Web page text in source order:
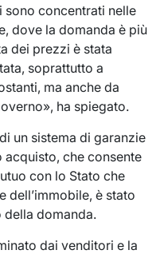
sono concentrati nelle
dove la domanda è più
dei prezzi è stata
soprattutto a
ma anche da
ha spiegato.
un sistema di garanzie
che consente
con lo Stato che
dell’immobile, è stato
domanda.
dai venditori e la